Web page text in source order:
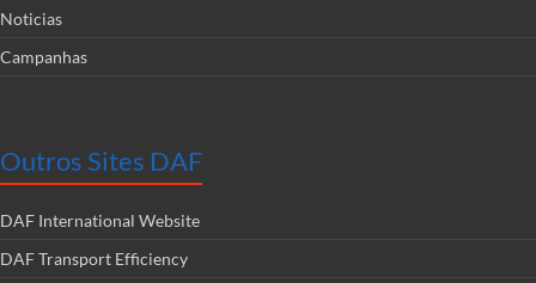
Noticias
Campanhas
Outros Sites DAF
DAF International Website
DAF Transport Efficiency